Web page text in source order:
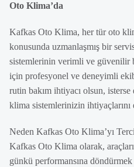
Oto Klima’da
Kafkas Oto Klima, her tür oto
konusunda uzmanlaşmış bir
sistemlerinin verimli ve güvenilir
için profesyonel ve deneyimli
rutin bakım ihtiyacı olsun,
klima sistemlerinizin ihtiyaçlarını
Neden Kafkas Oto Klima’yı
Kafkas Oto Klima olarak,
günkü performansına